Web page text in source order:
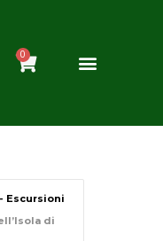
0
Carrello
Escursioni
di